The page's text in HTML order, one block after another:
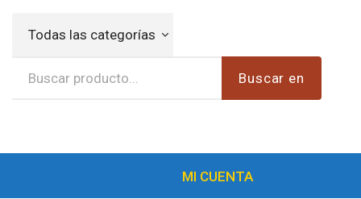
Todas las categorías
Buscar en
MI CUENTA